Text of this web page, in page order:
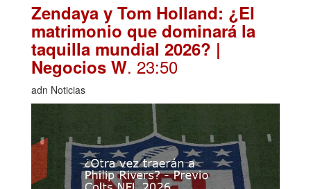
Zendaya y Tom Holland: ¿El
matrimonio que dominará la
taquilla mundial 2026? |
Negocios W. 23:50
adn Noticias